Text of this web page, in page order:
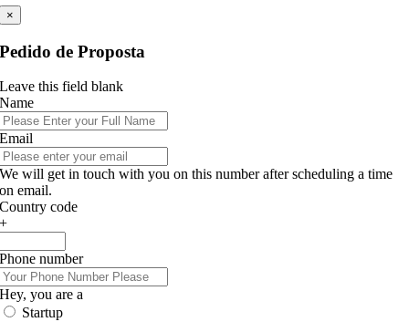
×
Pedido de Proposta
Leave this field blank
Name
Email
We will get in touch with you on this number after scheduling a time
on email.
Country code
+
Phone number
Hey, you are a
Startup